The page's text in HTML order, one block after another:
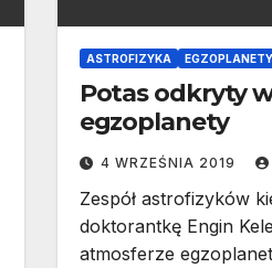
ASTROFIZYKA EGZOPLANETY
Potas odkryty
egzoplanety
4 WRZEŚNIA 2019
Zespół astrofizyków
doktorantkę Engin
atmosferze